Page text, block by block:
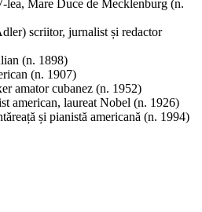
lea, Mare Duce de Mecklenburg (n.
scriitor, jurnalist și redactor
(n. 1898)
(n. 1907)
amator cubanez (n. 1952)
american, laureat Nobel (n. 1926)
și pianistă americană (n. 1994)